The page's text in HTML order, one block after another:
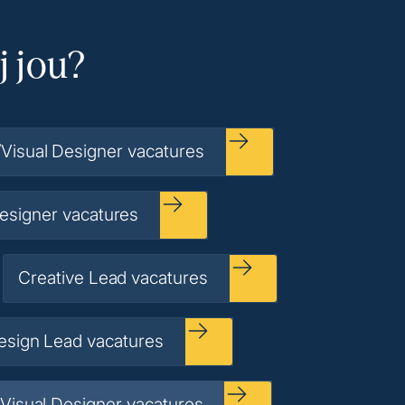
jou?
Designer vacatures
vacatures
Creative Lead vacatures
Lead vacatures